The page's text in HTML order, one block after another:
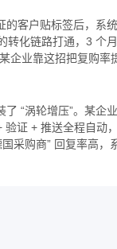
的客户贴标签后，系
转化链路打通，3 个
企业靠这招把复购率
“涡轮增压”。某
证 + 推送全程自动
采购商” 回复率高，